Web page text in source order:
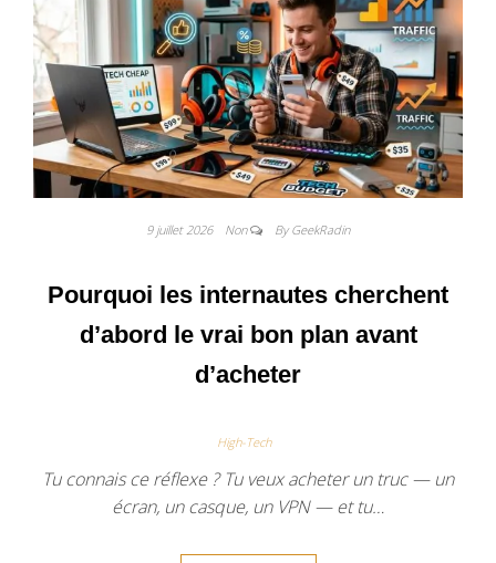
9 juillet 2026 Non By GeekRadin
Pourquoi les internautes cherchent
d’abord le vrai bon plan avant
d’acheter
High-Tech
Tu connais ce réflexe ? Tu veux acheter un truc — un
écran, un casque, un VPN — et tu…